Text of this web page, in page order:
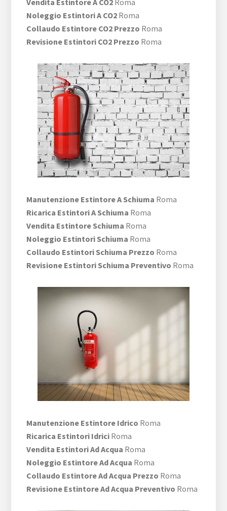
Noleggio Estintori A CO2 Roma
Collaudo Estintore CO2 Prezzo Roma
Revisione Estintori CO2 Prezzo Roma
Manutenzione Estintore A Schiuma Roma
Ricarica Estintori A Schiuma Roma
Vendita Estintore Schiuma Roma
Noleggio Estintori Schiuma Roma
Collaudo Estintori Schiuma Prezzo Roma
Revisione Estintori Schiuma Preventivo Roma
Manutenzione Estintore Idrico Roma
Ricarica Estintori Idrici Roma
Vendita Estintori Ad Acqua Roma
Noleggio Estintore Ad Acqua Roma
Collaudo Estintore Ad Acqua Prezzo Roma
Revisione Estintore Ad Acqua Preventivo Roma